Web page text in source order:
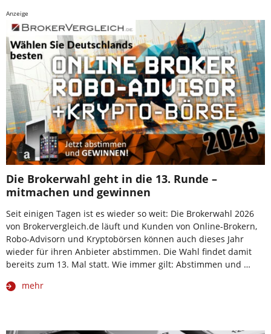
Anzeige
Die Brokerwahl geht in die 13. Runde –
mitmachen und gewinnen
Seit einigen Tagen ist es wieder so weit: Die Brokerwahl 2026
von Brokervergleich.de läuft und Kunden von Online-Brokern,
Robo-Advisorn und Kryptobörsen können auch dieses Jahr
wieder für ihren Anbieter abstimmen. Die Wahl findet damit
bereits zum 13. Mal statt. Wie immer gilt: Abstimmen und …
mehr